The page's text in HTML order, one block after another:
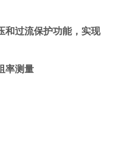
和过流保护功能，实现
率测量